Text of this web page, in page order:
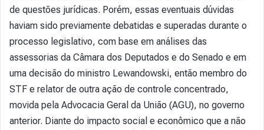
de questões jurídicas. Porém, essas eventuais dúvidas
haviam sido previamente debatidas e superadas durante o
processo legislativo, com base em análises das
assessorias da Câmara dos Deputados e do Senado e em
uma decisão do ministro Lewandowski, então membro do
STF e relator de outra ação de controle concentrado,
movida pela Advocacia Geral da União (AGU), no governo
anterior. Diante do impacto social e econômico que a não